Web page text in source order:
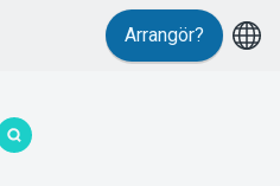
Arrangör?